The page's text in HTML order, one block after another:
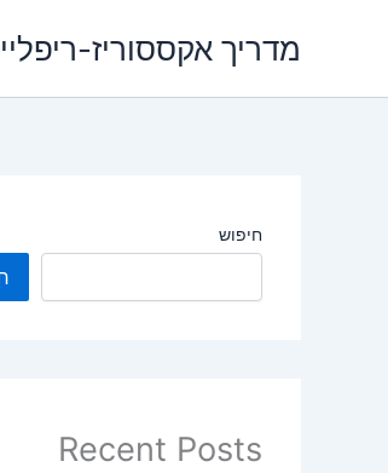
מדריך אקססוריז-
חיפוש
Recent Posts